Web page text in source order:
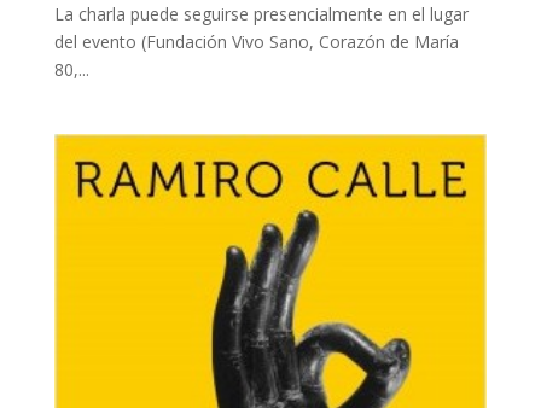
La charla puede seguirse presencialmente en el lugar
del evento (Fundación Vivo Sano, Corazón de María
80,...